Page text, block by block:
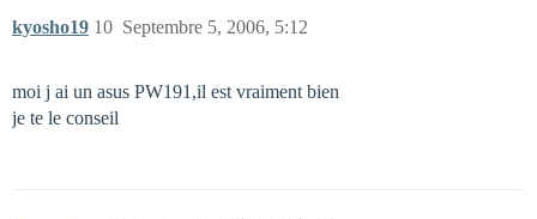
kyosho19 Septembre 5, 2006, 5:12
10
moi j ai un asus PW191,il est vraiment bien
je te le conseil